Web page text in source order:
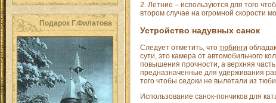
Подарок Г.Филатова
2. Летние – используются для того
втором случае на огромной скорости
Устройство надувных санок
Следует отметить, что тюбинги
сути, это камера от автомобильного
повышения прочности, а верхняя
предназначенные для удерживания
того чтобы седоки не вылетали из
Использование санок-пончиков для